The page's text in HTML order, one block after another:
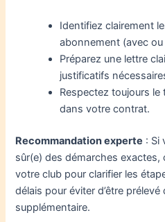
Identifiez clairement
abonnement (avec
Préparez une lettre
justificatifs
Respectez toujours
dans votre contrat.
Recommandation experte : Si
sûr(e) des démarches
votre club pour clarifier les
délais pour éviter d’être prélevé
supplémentaire.